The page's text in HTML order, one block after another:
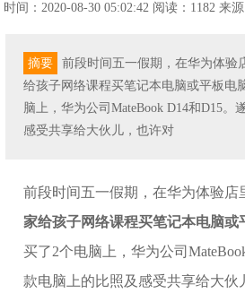
时间：2020-08-30 05:02:42 阅读：1182 来源
摘要
前段时间五一假期，在华为体验
给孩子网络课程买笔记本电脑或平板电
脑上，华为公司MateBook D14和D15。
感受共享给大伙儿，也许对
前段时间五一假期，在华为体验店
家给孩子网络课程买笔记本电脑或
买了2个电脑上，华为公司
款电脑上的比照及感受共享给大伙